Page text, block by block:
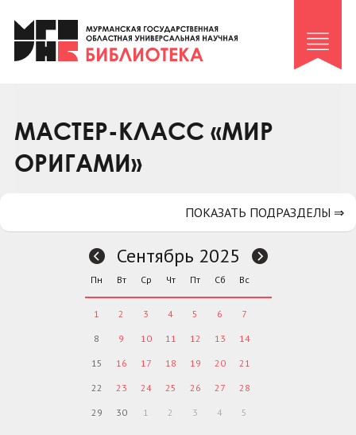
Клуб «Гиря и сельдерей»
Клуб «Семейный архив»
Коллегам
Контакты
МАСТЕР-КЛАСС «МИР
ОРИГАМИ»
ПОКАЗАТЬ ПОДРАЗДЕЛЫ ⇒
Сентябрь 2025
Пн Вт Ср Чт Пт Сб Вс
1 2 3 4 5 6 7
8 9 10 11 12 13 14
15 16 17 18 19 20 21
22 23 24 25 26 27 28
29 30 1 2 3 4 5